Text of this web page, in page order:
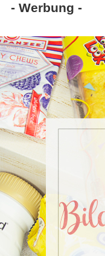
- Werbung -